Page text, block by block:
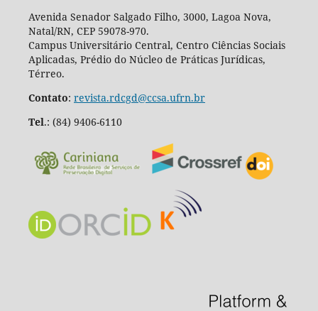
Avenida Senador Salgado Filho, 3000, Lagoa Nova,
Natal/RN, CEP 59078-970.
Campus Universitário Central, Centro Ciências Sociais
Aplicadas, Prédio do Núcleo de Práticas Jurídicas,
Térreo.
Contato: revista.rdcgd@ccsa.ufrn.br
Tel.: (84) 9406-6110